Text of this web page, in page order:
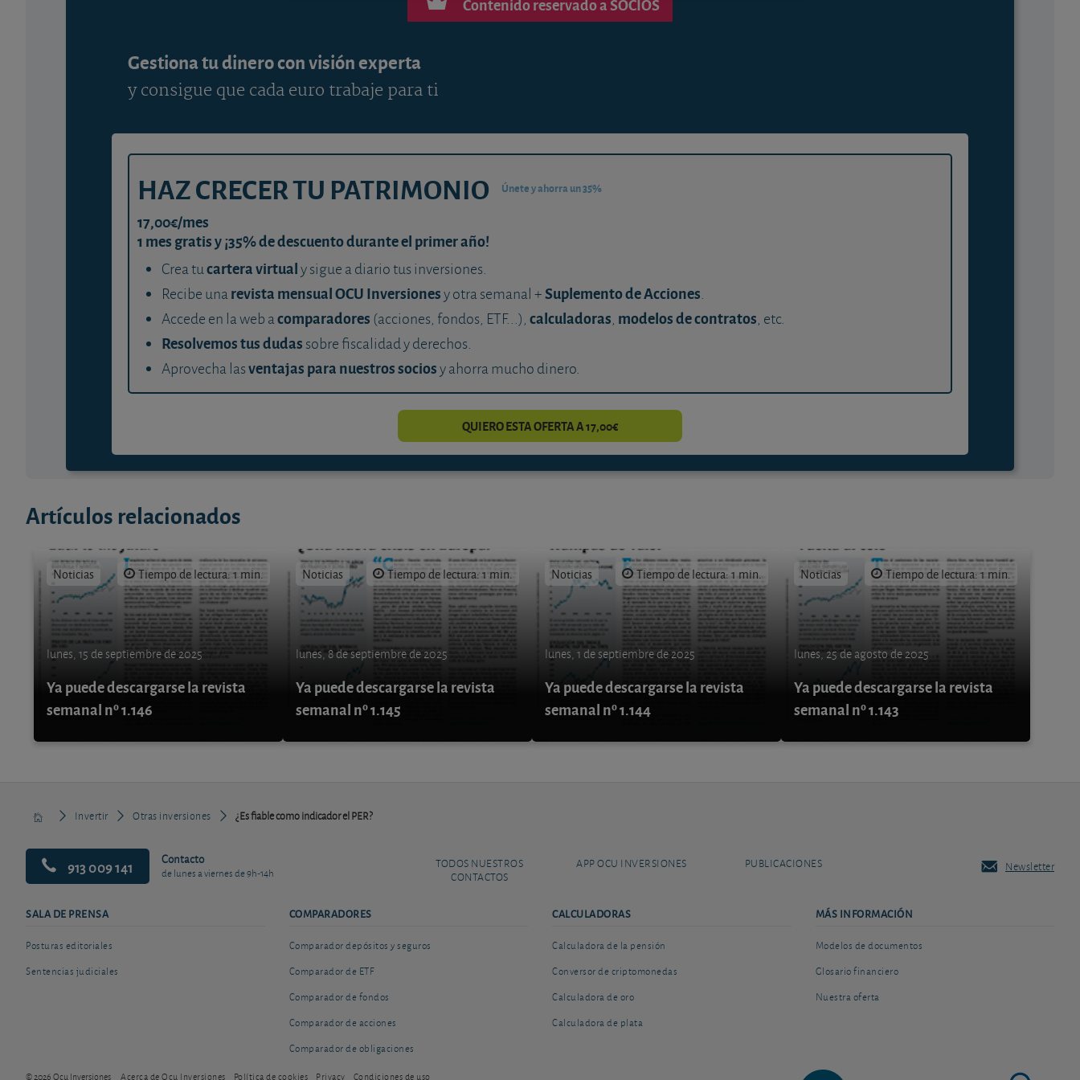
Gestiona tu dinero con visión experta
y consigue que cada euro trabaje para ti
HAZ CRECER TU PATRIMONIO Únete y ahorra un 35%
17,00€/mes
1 mes gratis y ¡35% de descuento durante el primer año!
Crea tucartera virtualy sigue a diario tus inversiones.
Recibe unarevista mensual OCU Inversionesy otra semanal +Suplemento de Acciones.
Accede en la web acomparadores (acciones, fondos, ETF...), calculadoras, modelos de contratos, etc.
Resolvemos tus dudas sobre fiscalidad y derechos.
Aprovecha lasventajas para nuestros sociosy ahorra mucho dinero.
QUIERO ESTA OFERTA A 17,00€
Artículos relacionados
Noticias Tiempo de lectura: 1 min.
lunes, 15 de septiembre de 2025
Ya puede descargarse la revista
semanal nº 1.146
Noticias Tiempo de lectura: 1 min.
lunes, 8 de septiembre de 2025
Ya puede descargarse la revista
semanal nº 1.145
Noticias Tiempo de lectura: 1 min.
lunes, 1 de septiembre de 2025
Ya puede descargarse la revista
semanal nº 1.144
Noticias Tiempo de lectura: 1 min.
lunes, 25 de agosto de 2025
Ya puede descargarse la revista
semanal nº 1.143
Invertir Otras inversiones ¿Es fiable como indicador el PER?
913 009 141 Contacto
de lunes a viernes de 9h-14h
TODOS NUESTROS
CONTACTOS
APP OCU INVERSIONES PUBLICACIONES Newsletter
SALA DE PRENSA
Posturas editoriales
Sentencias judiciales
COMPARADORES
Comparador depósitos y seguros
Comparador de ETF
Comparador de fondos
Comparador de acciones
Comparador de obligaciones
CALCULADORAS
Calculadora de la pensión
Conversor de criptomonedas
Calculadora de oro
Calculadora de plata
MÁS INFORMACIÓN
Modelos de documentos
Glosario financiero
Nuestra oferta
© 2026 Ocu Inversiones Acerca de Ocu Inversiones Política de cookies Privacy Condiciones de uso